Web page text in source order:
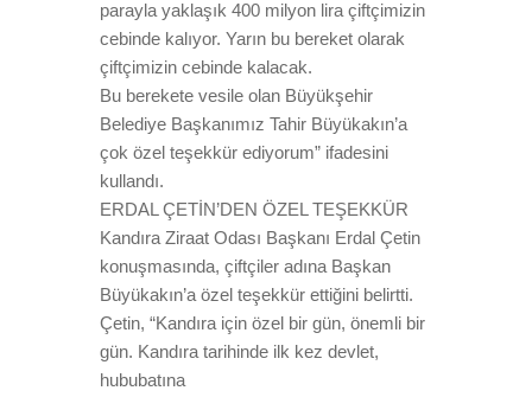
parayla yaklaşık 400 milyon lira çiftçimizin
cebinde kalıyor. Yarın bu bereket olarak
çiftçimizin cebinde kalacak.
Bu berekete vesile olan Büyükşehir
Belediye Başkanımız Tahir Büyükakın’a
çok özel teşekkür ediyorum” ifadesini
kullandı.
ERDAL ÇETİN’DEN ÖZEL TEŞEKKÜR
Kandıra Ziraat Odası Başkanı Erdal Çetin
konuşmasında, çiftçiler adına Başkan
Büyükakın’a özel teşekkür ettiğini belirtti.
Çetin, “Kandıra için özel bir gün, önemli bir
gün. Kandıra tarihinde ilk kez devlet,
hububatına